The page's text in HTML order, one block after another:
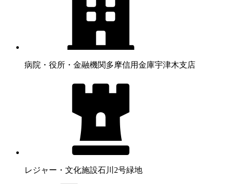
病院・役所・金融機関多摩信用金庫宇津木支店
レジャー・文化施設石川2号緑地